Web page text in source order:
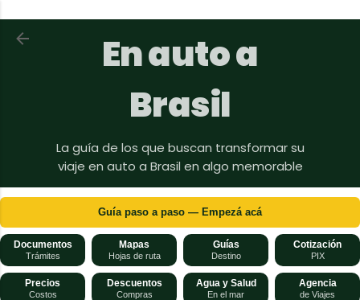
Ir al contenido principal
En auto a
Brasil
La guía de los que buscan transformar su
viaje en auto a Brasil en algo memorable
Guía paso a paso — Empezá acá
Documentos
Trámites
Mapas
Hojas de ruta
Guías
Destino
Cotización
PIX
Precios
Costos
Descuentos
Compras
Agua y Salud
En el mar
Agencia
de Viajes